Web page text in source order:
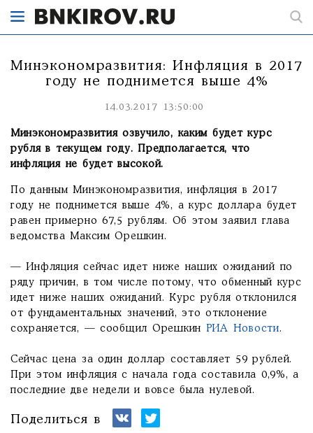
Минэкономразвития: Инфляция в 2017
году не поднимется выше 4%
14.03.2017 13:50:00
Минэкономразвития озвучило, каким будет курс
рубля в текущем году. Предполагается, что
инфляция не будет высокой.
По данным Минэкономразвития, инфляция в 2017
году не поднимется выше 4%, а курс доллара будет
равен примерно 67,5 рублям. Об этом заявил глава
ведомства Максим Орешкин.
— Инфляция сейчас идет ниже наших ожиданий по
ряду причин, в том числе потому, что обменный курс
идет ниже наших ожиданий. Курс рубля отклонился
от фундаментальных значений, это отклонение
сохраняется, — сообщил Орешкин РИА Новости.
Сейчас цена за один доллар составляет 59 рублей.
При этом инфляция с начала года составила 0,9%, а
последние две недели и вовсе была нулевой.
Поделиться в